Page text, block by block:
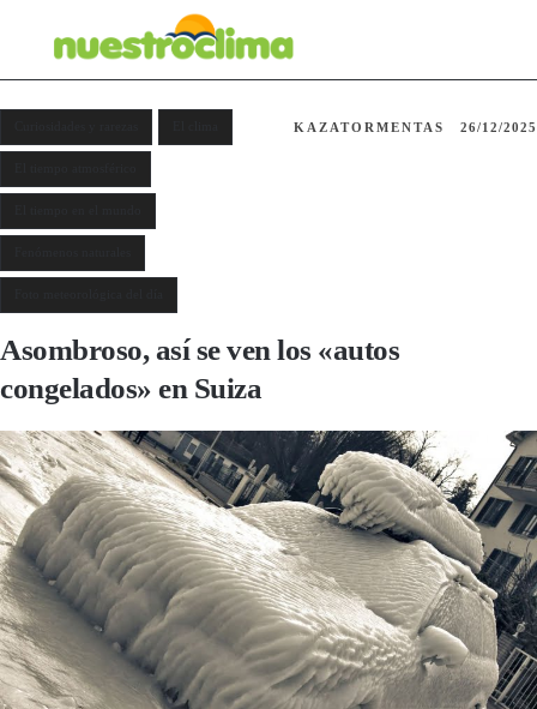
KAZATORMENTAS 26/12/2025
Asombroso, así se ven los «autos
congelados» en Suiza